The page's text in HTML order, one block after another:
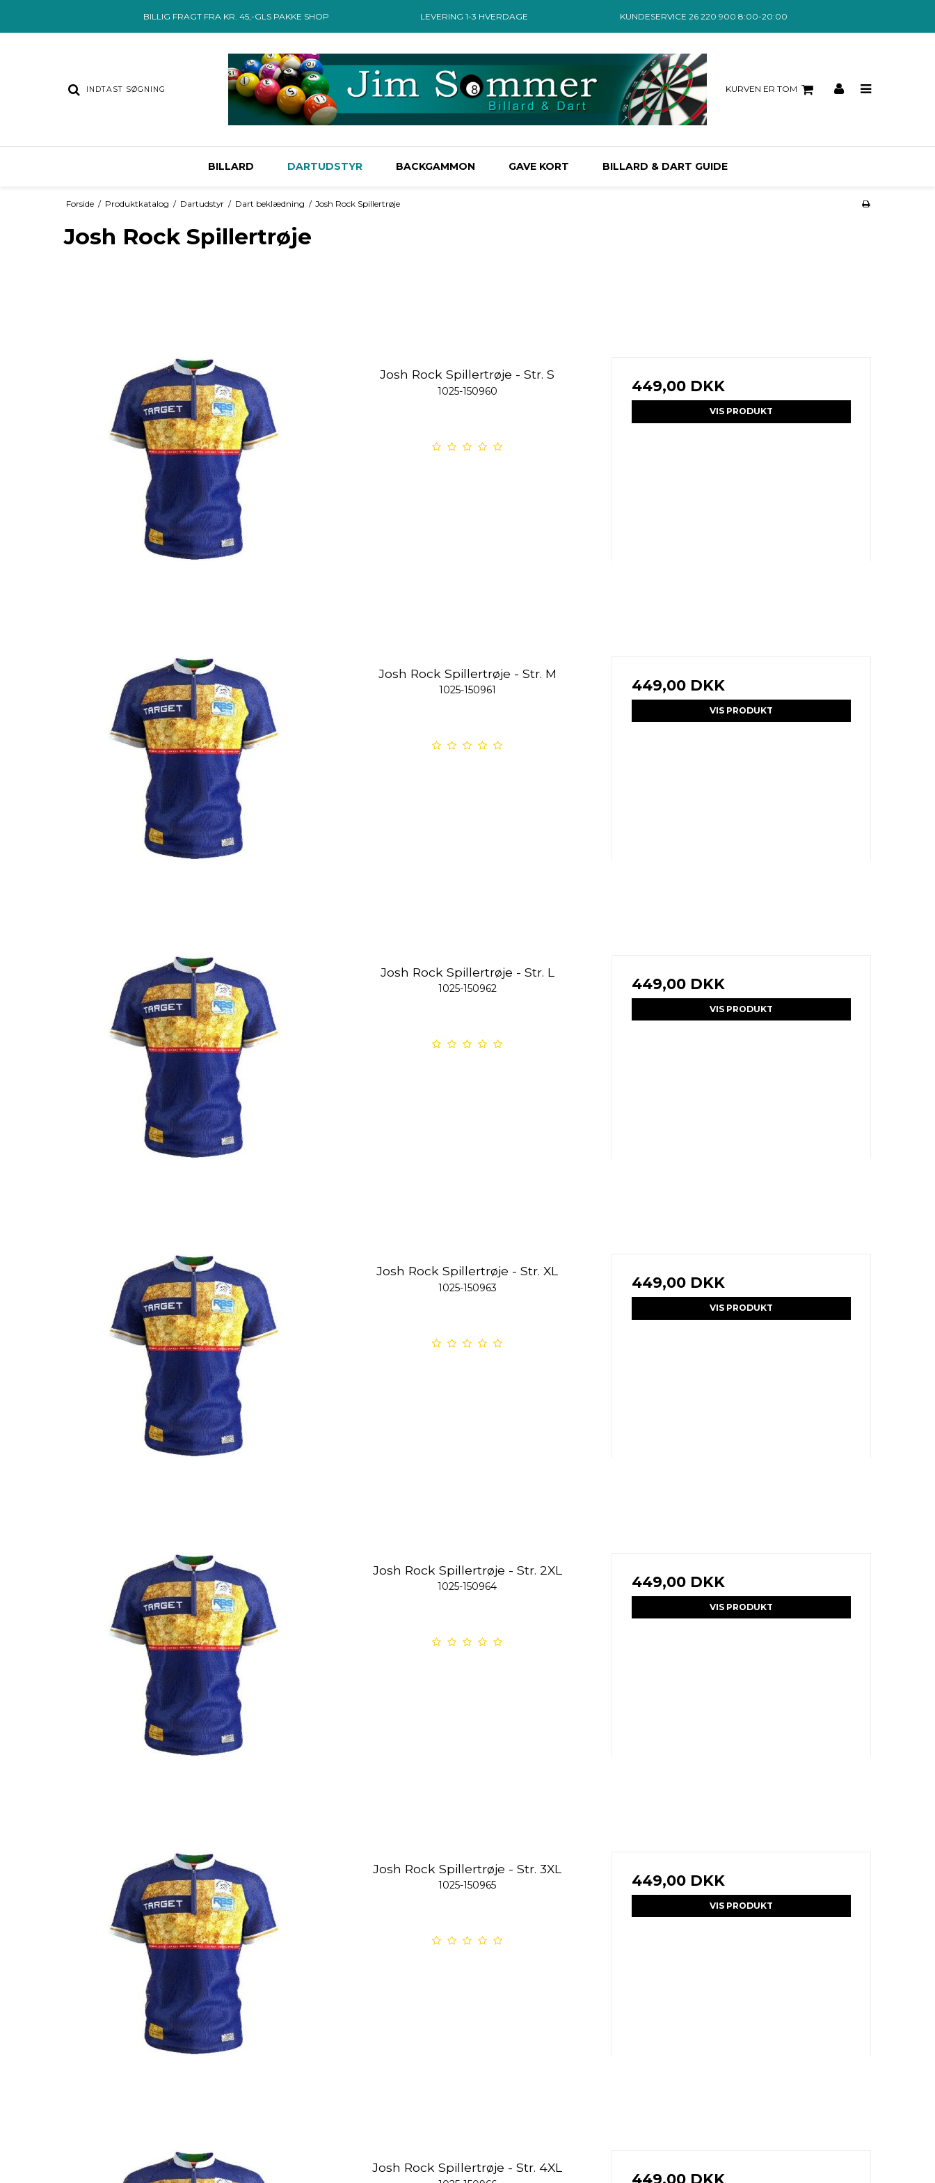
BILLIG FRAGT FRA KR. 45,-GLS PAKKE SHOP LEVERING 1-3 HVERDAGE KUNDESERVICE 26 220 900 8:00-20:00
KURVEN ER TOM
BILLARD DARTUDSTYR BACKGAMMON GAVE KORT BILLARD & DART GUIDE
Forside / Produktkatalog / Dartudstyr / Dart beklædning / Josh Rock Spillertrøje
Josh Rock Spillertrøje
Josh Rock Spillertrøje - Str. S
1025-150960 449,00 DKK
VIS PRODUKT
Josh Rock Spillertrøje - Str. M
1025-150961 449,00 DKK
VIS PRODUKT
Josh Rock Spillertrøje - Str. L
1025-150962 449,00 DKK
VIS PRODUKT
Josh Rock Spillertrøje - Str. XL
1025-150963 449,00 DKK
VIS PRODUKT
Josh Rock Spillertrøje - Str. 2XL
1025-150964 449,00 DKK
VIS PRODUKT
Josh Rock Spillertrøje - Str. 3XL
1025-150965 449,00 DKK
VIS PRODUKT
Josh Rock Spillertrøje - Str. 4XL
449,00 DKK